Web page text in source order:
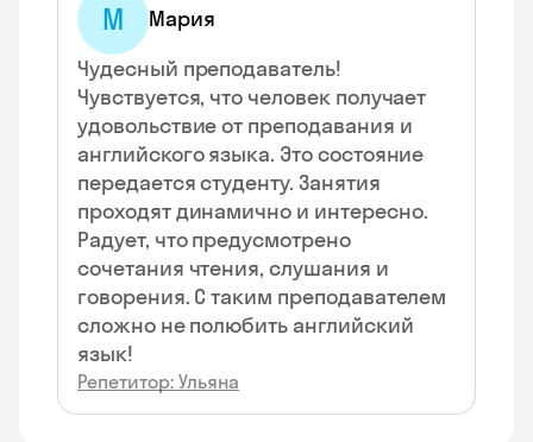
М
Мария
Чудесный преподаватель!
Чувствуется, что человек получает
удовольствие от преподавания и
английского языка. Это состояние
передается студенту. Занятия
проходят динамично и интересно.
Радует, что предусмотрено
сочетания чтения, слушания и
говорения. С таким преподавателем
сложно не полюбить английский
язык!
Репетитор: Ульяна